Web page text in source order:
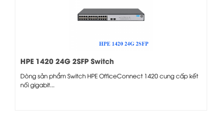
HPE 1420 24G 2SFP Switch
Dòng sản phẩm Switch HPE OfficeConnect 1420 cung cấp kết
nối gigabit...